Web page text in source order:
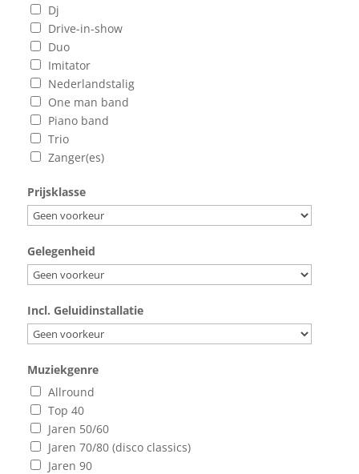
Dj
Drive-in-show
Duo
Imitator
Nederlandstalig
One man band
Piano band
Trio
Zanger(es)
Prijsklasse
Gelegenheid
Incl. Geluidinstallatie
Muziekgenre
Allround
Top 40
Jaren 50/60
Jaren 70/80 (disco classics)
Jaren 90